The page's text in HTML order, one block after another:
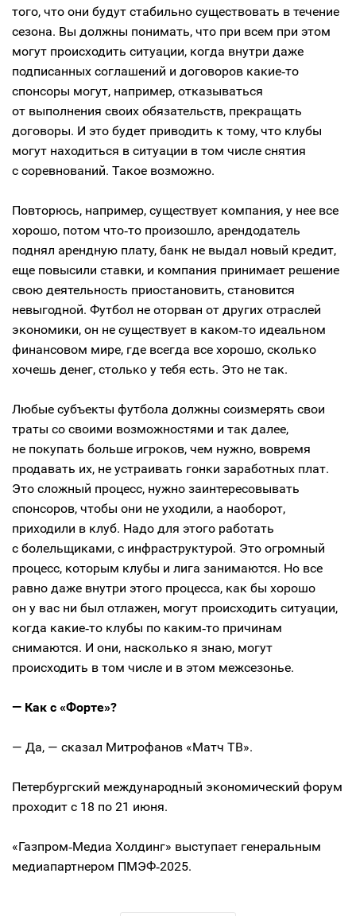
того, что они будут стабильно существовать в течение
сезона. Вы должны понимать, что при всем при этом
могут происходить ситуации, когда внутри даже
подписанных соглашений и договоров какие‑то
спонсоры могут, например, отказываться
от выполнения своих обязательств, прекращать
договоры. И это будет приводить к тому, что клубы
могут находиться в ситуации в том числе снятия
с соревнований. Такое возможно.
Повторюсь, например, существует компания, у нее все
хорошо, потом что‑то произошло, арендодатель
поднял арендную плату, банк не выдал новый кредит,
еще повысили ставки, и компания принимает решение
свою деятельность приостановить, становится
невыгодной. Футбол не оторван от других отраслей
экономики, он не существует в каком‑то идеальном
финансовом мире, где всегда все хорошо, сколько
хочешь денег, столько у тебя есть. Это не так.
Любые субъекты футбола должны соизмерять свои
траты со своими возможностями и так далее,
не покупать больше игроков, чем нужно, вовремя
продавать их, не устраивать гонки заработных плат.
Это сложный процесс, нужно заинтересовывать
спонсоров, чтобы они не уходили, а наоборот,
приходили в клуб. Надо для этого работать
с болельщиками, с инфраструктурой. Это огромный
процесс, которым клубы и лига занимаются. Но все
равно даже внутри этого процесса, как бы хорошо
он у вас ни был отлажен, могут происходить ситуации,
когда какие‑то клубы по каким‑то причинам
снимаются. И они, насколько я знаю, могут
происходить в том числе и в этом межсезонье.
— Как с «Форте»?
— Да, — сказал Митрофанов «Матч ТВ».
Петербургский международный экономический форум
проходит с 18 по 21 июня.
«Газпром‑Медиа Холдинг» выступает генеральным
медиапартнером ПМЭФ‑2025.